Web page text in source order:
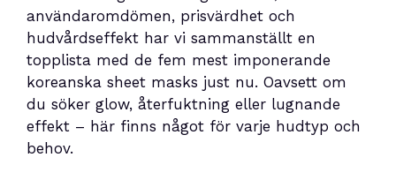
användaromdömen, prisvärdhet och
hudvårdseffekt har vi sammanställt en
topplista med de fem mest imponerande
koreanska sheet masks just nu. Oavsett om
du söker glow, återfuktning eller lugnande
effekt – här finns något för varje hudtyp och
behov.